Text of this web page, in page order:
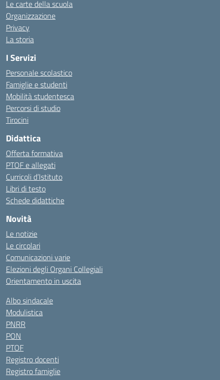
Le carte della scuola
Organizzazione
Privacy
La storia
I Servizi
Personale scolastico
Famiglie e studenti
Mobilità studentesca
Percorsi di studio
Tirocini
Didattica
Offerta formativa
PTOF e allegati
Curricoli d’Istituto
Libri di testo
Schede didattiche
Novità
Le notizie
Le circolari
Comunicazioni varie
Elezioni degli Organi Collegiali
Orientamento in uscita
Albo sindacale
Modulistica
PNRR
PON
PTOF
Registro docenti
Registro famiglie